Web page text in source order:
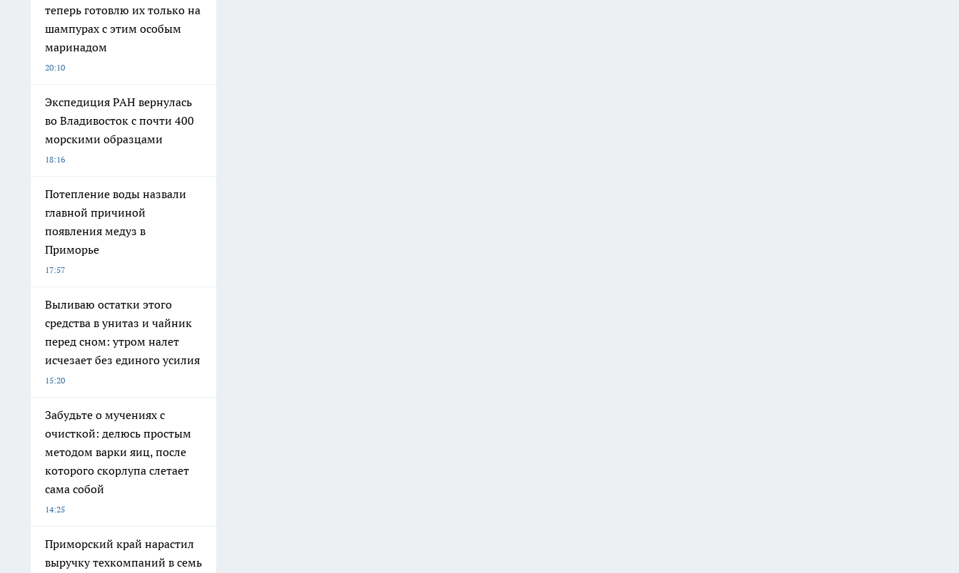
теперь готовлю их только на
шампурах с этим особым
маринадом
20:10
Экспедиция РАН вернулась
во Владивосток с почти 400
морскими образцами
18:16
Потепление воды назвали
главной причиной
появления медуз в
Приморье
17:57
Выливаю остатки этого
средства в унитаз и чайник
перед сном: утром налет
исчезает без единого усилия
15:20
Забудьте о мучениях с
очисткой: делюсь простым
методом варки яиц, после
которого скорлупа слетает
сама собой
14:25
Приморский край нарастил
выручку техкомпаний в семь